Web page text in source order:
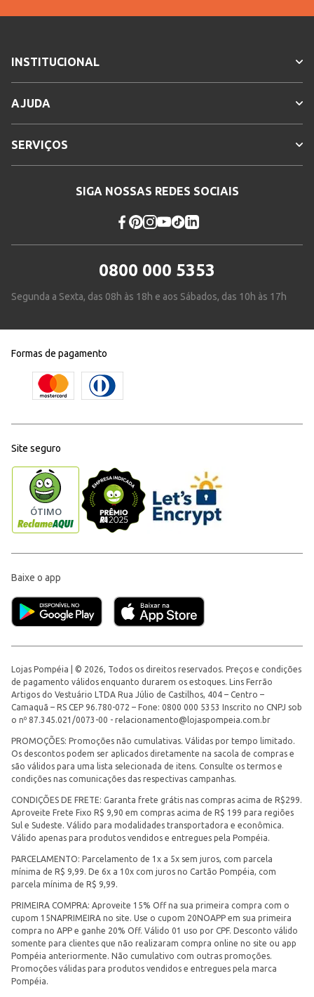
INSTITUCIONAL
AJUDA
SERVIÇOS
SIGA NOSSAS REDES SOCIAIS
0800 000 5353
Segunda a Sexta, das 08h às 18h e aos Sábados, das 10h às 17h
Formas de pagamento
Site seguro
Baixe o app
Lojas Pompéia | © 2026, Todos os direitos reservados. Preços e condições
de pagamento válidos enquanto durarem os estoques. Lins Ferrão
Artigos do Vestuário LTDA Rua Júlio de Castilhos, 404 – Centro –
Camaquã – RS CEP 96.780-072 – Fone: 0800 000 5353 Inscrito no CNPJ sob
o nº 87.345.021/0073-00 - relacionamento@lojaspompeia.com.br
PROMOÇÕES: Promoções não cumulativas. Válidas por tempo limitado.
Os descontos podem ser aplicados diretamente na sacola de compras e
são válidos para uma lista selecionada de itens. Consulte os termos e
condições nas comunicações das respectivas campanhas.
CONDIÇÕES DE FRETE: Garanta frete grátis nas compras acima de R$299.
Aproveite Frete Fixo R$ 9,90 em compras acima de R$ 199 para regiões
Sul e Sudeste. Válido para modalidades transportadora e econômica.
Válido apenas para produtos vendidos e entregues pela Pompéia.
PARCELAMENTO: Parcelamento de 1x a 5x sem juros, com parcela
mínima de R$ 9,99. De 6x a 10x com juros no Cartão Pompéia, com
parcela mínima de R$ 9,99.
PRIMEIRA COMPRA: Aproveite 15% Off na sua primeira compra com o
cupom 15NAPRIMEIRA no site. Use o cupom 20NOAPP em sua primeira
compra no APP e ganhe 20% Off. Válido 01 uso por CPF. Desconto válido
somente para clientes que não realizaram compra online no site ou app
Pompéia anteriormente. Não cumulativo com outras promoções.
Promoções válidas para produtos vendidos e entregues pela marca
Pompéia.